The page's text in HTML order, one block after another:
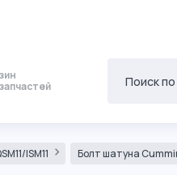
ISM11 Болт шатуна